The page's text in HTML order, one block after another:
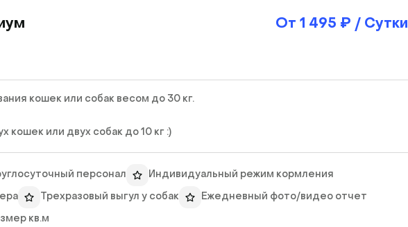
От 1 495 ₽ / Сутки
кошек или собак весом до 30 кг.
кошек или двух собак до 10 кг :)
персонал Индивидуальный режим кормления
Трехразовый выгул у собак Ежедневный фото/видео отчет
кв.м